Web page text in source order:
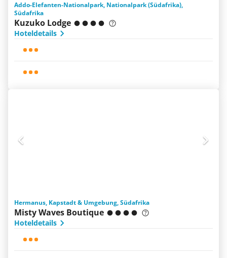
Addo-Elefanten-Nationalpark, Nationalpark (Südafrika),
Südafrika
Kuzuko Lodge
Hoteldetails
Hermanus, Kapstadt & Umgebung, Südafrika
Misty Waves Boutique
Hoteldetails